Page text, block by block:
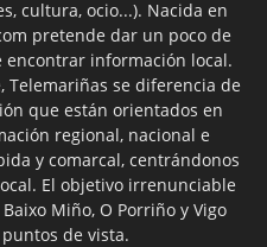
cultura, ocio...). Nacida en
pretende dar un poco de
encontrar información local.
Telemariñas se diferencia de
que están orientados en
regional, nacional e
y comarcal, centrándonos
El objetivo irrenunciable
Miño, O Porriño y Vigo
de vista.